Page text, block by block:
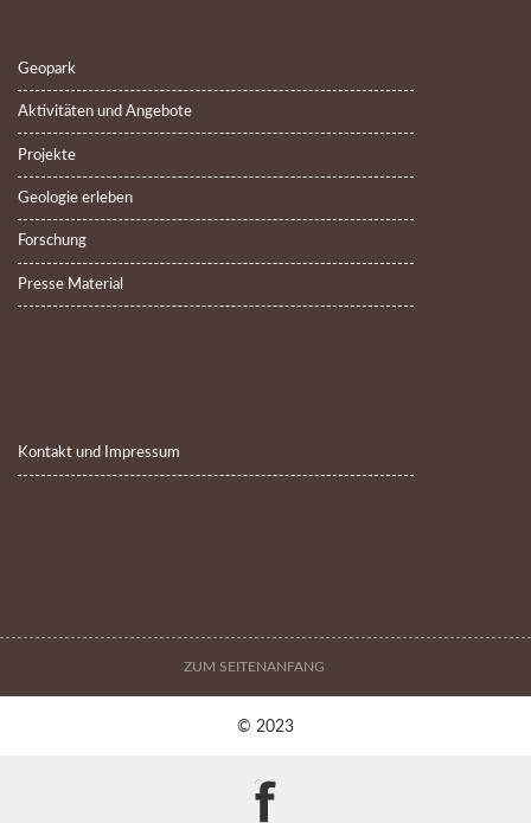
Geopark
Aktivitäten und Angebote
Projekte
Geologie erleben
Forschung
Presse Material
Kontakt und Impressum
ZUM SEITENANFANG
© 2023